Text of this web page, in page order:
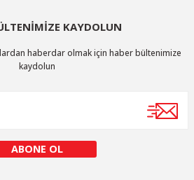
KAYDOLUN
haberdar olmak için haber bültenimize
kaydolun
ABONE OL